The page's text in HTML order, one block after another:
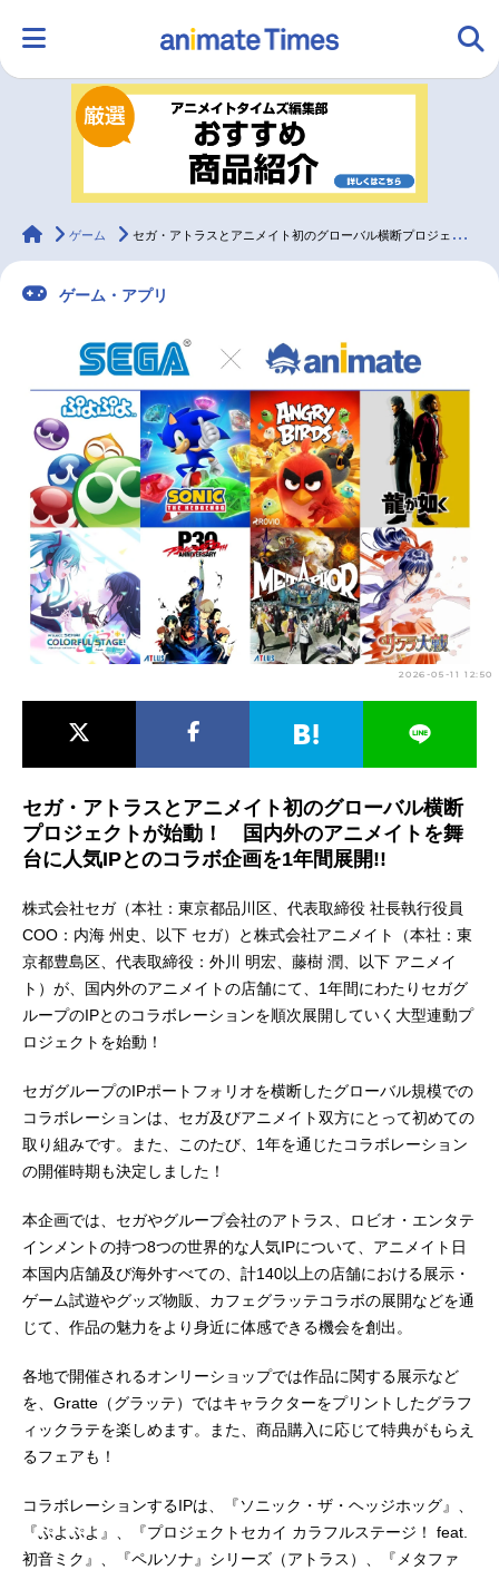
ランキング アニメ
ラジオ
2.5次元 配信・Vtuber トレンド 無料マンガ
最新記事一覧
アニメ記事一覧 声優記事一覧
アニメ映画一覧 実写化映画一覧
今期アニメ曜日別一覧
春アニメ 夏アニメ
男性声優/女性声優一覧
animateTimes
ゲーム セガ・アトラスとアニメイト初のグローバル横断プロジェクト始動！
ゲーム・アプリ
2026-05-11 12:50
セガ・アトラスとアニメイト初のグローバル横断
プロジェクトが始動！ 国内外のアニメイトを舞
台に人気IPとのコラボ企画を1年間展開!!
株式会社セガ（本社：東京都品川区、代表取締役 社長執行役員
COO：内海 州史、以下 セガ）と株式会社アニメイト（本社：東
京都豊島区、代表取締役：外川 明宏、藤樹 潤、以下 アニメイ
ト）が、国内外のアニメイトの店舗にて、1年間にわたりセガグ
ループのIPとのコラボレーションを順次展開していく大型連動プ
ロジェクトを始動！
セガグループのIPポートフォリオを横断したグローバル規模での
コラボレーションは、セガ及びアニメイト双方にとって初めての
取り組みです。また、このたび、1年を通じたコラボレーション
の開催時期も決定しました！
本企画では、セガやグループ会社のアトラス、ロビオ・エンタテ
インメントの持つ8つの世界的な人気IPについて、アニメイト日
本国内店舗及び海外すべての、計140以上の店舗における展示・
ゲーム試遊やグッズ物販、カフェグラッテコラボの展開などを通
じて、作品の魅力をより身近に体感できる機会を創出。
各地で開催されるオンリーショップでは作品に関する展示など
を、Gratte（グラッテ）ではキャラクターをプリントしたグラフ
ィックラテを楽しめます。また、商品購入に応じて特典がもらえ
るフェアも！
コラボレーションするIPは、『ソニック・ザ・ヘッジホッグ』、
『ぷよぷよ』、『プロジェクトセカイ カラフルステージ！ feat.
初音ミク』、『ペルソナ』シリーズ（アトラス）、『メタファ